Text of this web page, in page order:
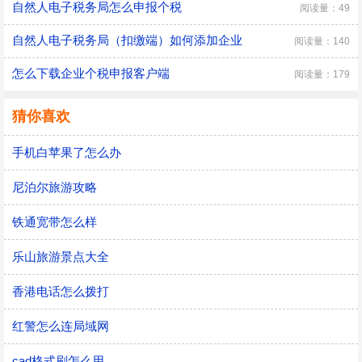
自然人电子税务局怎么申报个税 阅读量：49
自然人电子税务局（扣缴端）如何添加企业 阅读量：140
怎么下载企业个税申报客户端 阅读量：179
猜你喜欢
手机白苹果了怎么办
尼泊尔旅游攻略
铁通宽带怎么样
乐山旅游景点大全
香港电话怎么拨打
红警怎么连局域网